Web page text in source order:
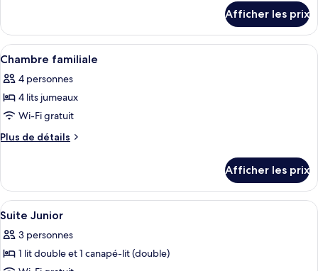
Suite
luxueuse
Suite
luxueuse
Afficher les prix
Afficher
toutes
les
photos
pour
ce
chambre :
Chambre
familiale
Une chambre avec un plafond en
11
Chambre familiale
4 personnes
4 lits jumeaux
Wi-Fi gratuit
Plus de détails
Plus
Chambre
familiale
Afficher les prix
Afficher
toutes
les
photos
Une chambre d’hôtel avec un
8
Suite Junior
3 personnes
1 lit double et 1 canapé-lit (double)